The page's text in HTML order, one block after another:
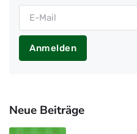
Anmelden
Neue Beiträge